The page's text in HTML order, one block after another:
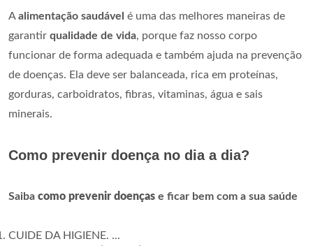
Aalimentação saudável é uma das melhores maneiras de
garantir qualidade de vida, porque faz nosso corpo
funcionar de forma adequada e também ajuda na prevenção
de doenças. Ela deve ser balanceada, rica em proteínas,
gorduras, carboidratos, fibras, vitaminas, água e sais
minerais.
Como prevenir doença no dia a dia?
Saiba como prevenir doenças e ficar bem com a sua saúde
CUIDE DA HIGIENE. ...